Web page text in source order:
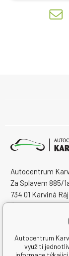
Autocentrum
Za Splavem 885/
734 01 Karviná Ráj
Česká Republika
Autocentrum
využití